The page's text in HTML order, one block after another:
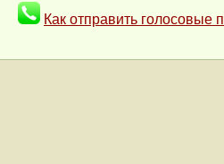
Как отправить голосовые